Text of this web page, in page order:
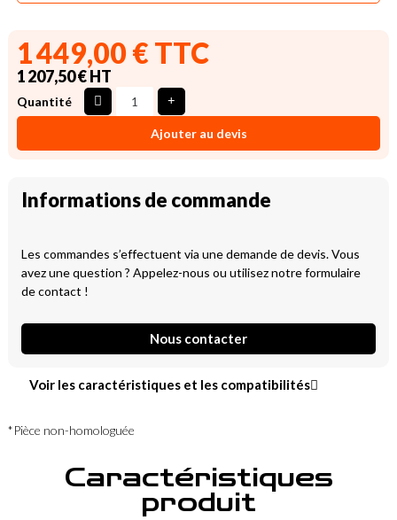
1 449,00 € TTC
1 207,50 € HT
Quantité
Ajouter au devis
Informations de commande
Les commandes s’effectuent via une demande de devis. Vous
avez une question ? Appelez-nous ou utilisez notre formulaire
de contact !
Nous contacter
Voir les caractéristiques et les compatibilités
*Pièce non-homologuée
Caractéristiques
produit